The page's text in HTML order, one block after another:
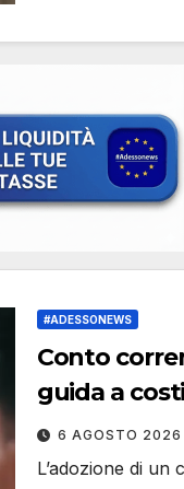
#ADESSONEWS
Conto
guida a
6 AGOSTO 2026
L’adozione di un